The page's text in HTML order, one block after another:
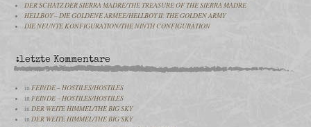
DER SCHATZ DER SIERRA MADRE/THE TREASURE OF THE SIERRA MADRE
HELLBOY – DIE GOLDENE ARMEE/HELLBOY II: THE GOLDEN ARMY
DIE NEUNTE KONFIGURATION/THE NINTH CONFIGURATION
:letzte Kommentare
inFEINDE – HOSTILES/HOSTILES
inFEINDE – HOSTILES/HOSTILES
inDER WEITE HIMMEL/THE BIG SKY
inDER WEITE HIMMEL/THE BIG SKY